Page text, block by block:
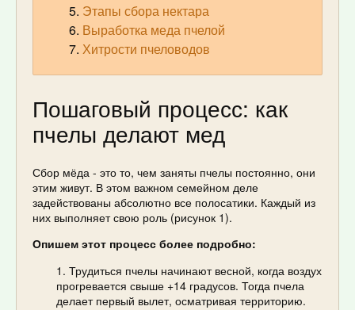
Этапы сбора нектара
Выработка меда пчелой
Хитрости пчеловодов
Пошаговый процесс: как
пчелы делают мед
Сбор мёда - это то, чем заняты пчелы постоянно, они
этим живут. В этом важном семейном деле
задействованы абсолютно все полосатики. Каждый из
них выполняет свою роль (рисунок 1).
Опишем этот процесс более подробно:
Трудиться пчелы начинают весной, когда воздух
прогревается свыше +14 градусов. Тогда пчела
делает первый вылет, осматривая территорию.